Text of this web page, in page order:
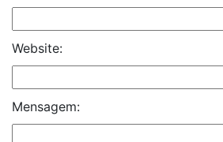
Website:
Mensagem: